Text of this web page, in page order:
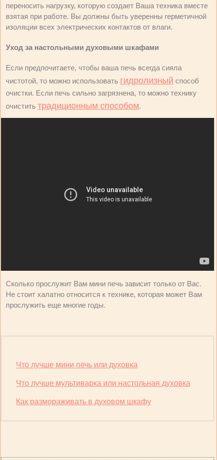
переносить нагрузку, которую создает Ваша техника вместе
взятая при работе. Вы должны быть уверенны герметичной
изоляции всех электрических контактов от влаги.
Уход за настольными духовыми шкафами
Если предпочитаете, чтобы ваша печь всегда сияла
чистотой, то можно использовать гидролизный способ
очистки. Если печь сильно загрязнена, то можно технику
очистить традиционным способом.
Сколько прослужит Вам мини печь зависит только от Вас.
Не стоит халатно относится к технике, которая может Вам
прослужить еще многие годы.
Что лучше мини печь или духовка
Что лучше мультиварка или настольная духовка
Как размораживать в духовом шкафу